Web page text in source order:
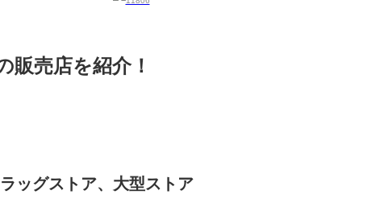
販売店を紹介！
ッグストア、大型ストア